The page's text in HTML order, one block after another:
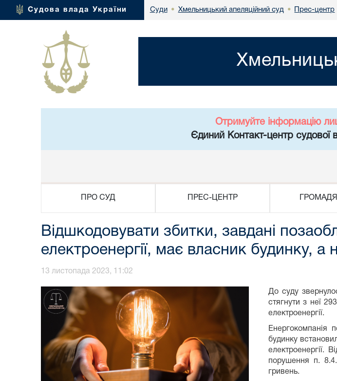
Судова влада України Суди • Хмельницький апеляційний суд • Прес-центр
Отримуйте інформацію
Єдиний Контакт-центр судової
ПРО СУД ПРЕС-ЦЕНТР
Відшкодовувати збитки, завдані
електроенергії, має власник будинку,
13 листопада 2023, 11:02
До суду
стягнути з неї
електроенергії.
Енергокомпанія
будинку
електроенергії.
порушення п.
гривень.